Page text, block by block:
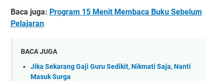
Baca juga: Program 15 Menit Membaca Buku Sebelum
Pelajaran
BACA JUGA
Jika Sekarang Gaji Guru Sedikit, Nikmati Saja, Nanti
Masuk Surga